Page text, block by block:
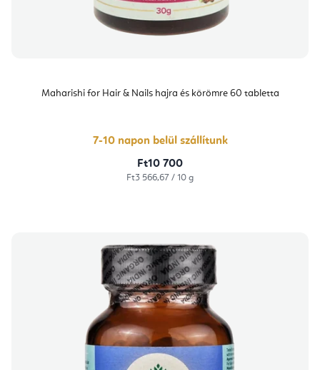
Maharishi for Hair & Nails hajra és körömre 60 tabletta
7-10 napon belül szállítunk
Ft10 700
Egységár:
Ft3 566,67 / 10 g